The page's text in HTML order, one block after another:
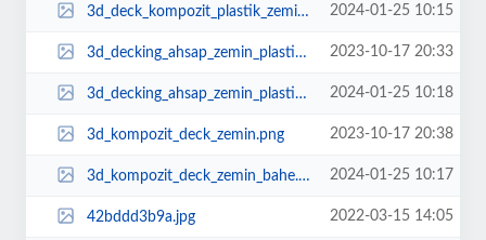
3d_deck_kompozit_plastik_zemin_parke_ahsap_1.png 2024-01-25 10:15
3d_decking_ahsap_zemin_plastik.png 2023-10-17 20:33
3d_decking_ahsap_zemin_plastik_kompozit_teras_yer.png 2024-01-25 10:18
3d_kompozit_deck_zemin.png 2023-10-17 20:38
3d_kompozit_deck_zemin_bahe.png 2024-01-25 10:17
42bddd3b9a.jpg 2022-03-15 14:05